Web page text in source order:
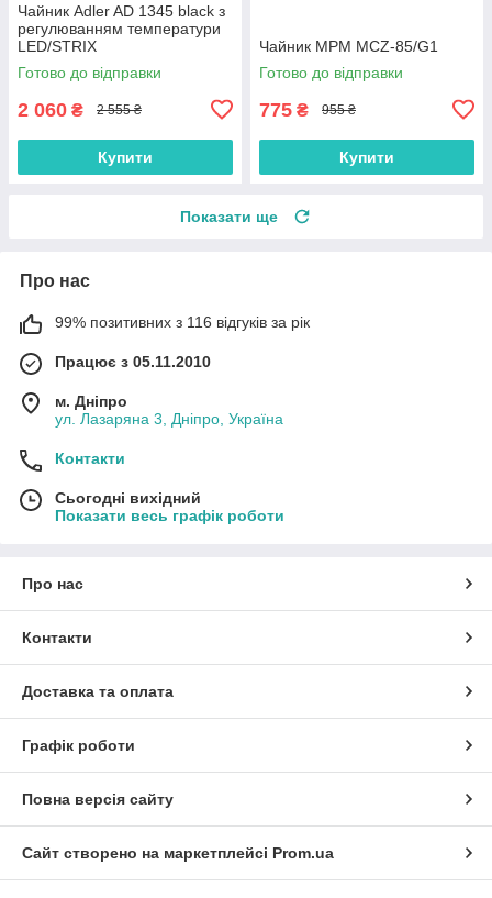
Чайник Adler AD 1345 black з
регулюванням температури
LED/STRIX
Готово до відправки
2 060 ₴ 2 555 ₴
Купити
Чайник MPM MCZ-85/G1
Готово до відправки
775 ₴ 955 ₴
Купити
Показати ще
Про нас
99% позитивних з 116 відгуків за рік
Працює з 05.11.2010
м. Дніпро
ул. Лазаряна 3, Дніпро, Україна
Контакти
Сьогодні вихідний
Показати весь графік роботи
Про нас
Контакти
Доставка та оплата
Графік роботи
Повна версія сайту
Сайт створено на маркетплейсі Prom.ua